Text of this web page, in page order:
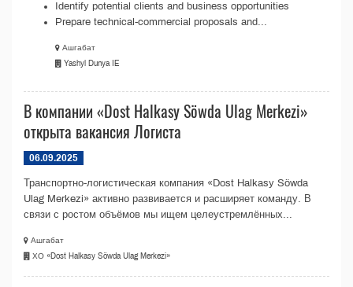
Identify potential clients and business opportunities
Prepare technical-commercial proposals and...
Ашгабат
Yashyl Dunya IE
В компании «Dost Halkasy Söwda Ulag Merkezi»
открыта вакансия Логиста
06.09.2025
Транспортно-логистическая компания «Dost Halkasy Söwda
Ulag Merkezi» активно развивается и расширяет команду. В
связи с ростом объёмов мы ищем целеустремлённых...
Ашгабат
ХО «Dost Halkasy Söwda Ulag Merkezi»